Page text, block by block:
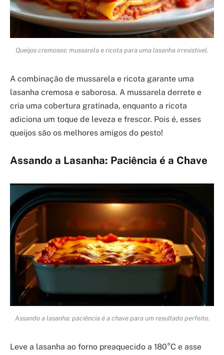
Queijos cremosos: mussarela e ricota para uma lasanha irresistível.
A combinação de mussarela e ricota garante uma
lasanha cremosa e saborosa. A mussarela derrete e
cria uma cobertura gratinada, enquanto a ricota
adiciona um toque de leveza e frescor. Pois é, esses
queijos são os melhores amigos do pesto!
Assando a Lasanha: Paciência é a Chave
Assando a lasanha: paciência é a chave para um resultado perfeito.
Leve a lasanha ao forno preaquecido a 180°C e asse